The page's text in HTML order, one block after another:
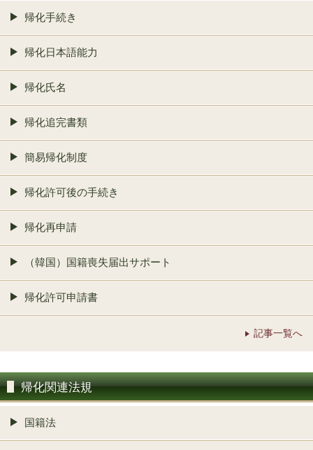
帰化手続き
帰化日本語能力
帰化氏名
帰化追完書類
簡易帰化制度
帰化許可後の手続き
帰化再申請
（韓国）国籍喪失届出サポート
帰化許可申請書
記事一覧へ
帰化関連法規
国籍法